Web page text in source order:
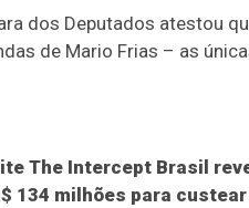
dos Deputados atestou
de Mario Frias – as
The Intercept Brasil
134 milhões para